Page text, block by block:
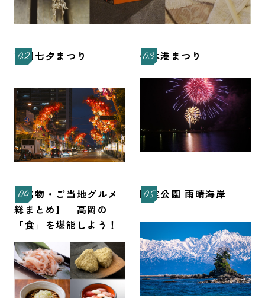
高岡七夕まつり 伏木港まつり
【名物・ご当地グルメ
総まとめ】 高岡の
「食」を堪能しよう！
国定公園 雨晴海岸